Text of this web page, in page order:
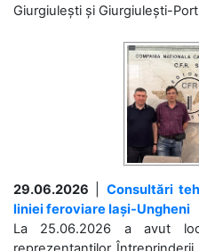
Giurgiulești și Giurgiulești-
29.06.2026
Consultări
liniei feroviare Iași-Ungheni
La 25.06.2026 a avut